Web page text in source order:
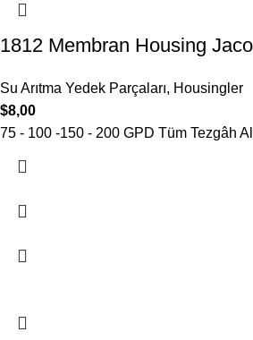
1812 Membran Housing Jaco
Su Arıtma Yedek Parçaları, Housingler
$8,00
75 - 100 -150 - 200 GPD Tüm Tezgâh